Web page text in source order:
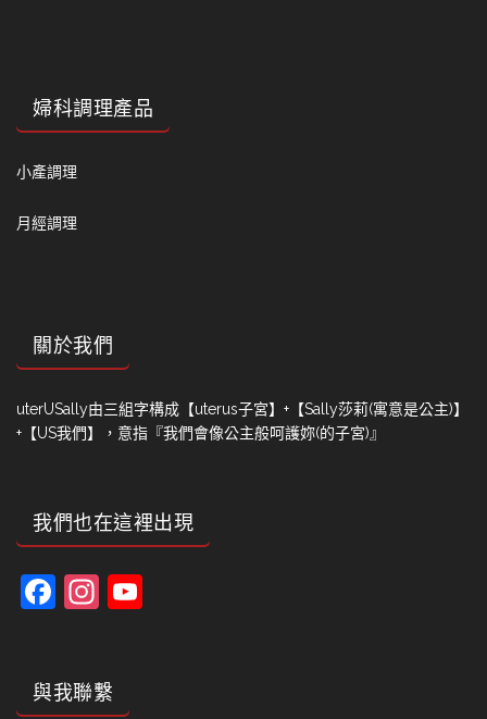
婦科調理產品
小產調理
月經調理
關於我們
uterUSally由三組字構成【uterus子宮】+【Sally莎莉(寓意是公主)】
+【US我們】，意指『我們會像公主般呵護妳(的子宮)』
我們也在這裡出現
Facebook
Instagram
與我聯繫